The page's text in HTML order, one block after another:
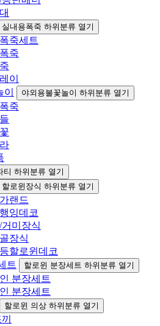
실내용폭죽 하위분류 열기
죽세트
죽
이
야외용불꽃놀이 하위분류 열기
죽
티 하위분류 열기
할로윈장식 하위분류 열기
랜드
잉데코
미장식
장식
할로윈데코
트
할로윈 분장세트 하위분류 열기
분장세트
분장세트
할로윈 의상 하위분류 열기